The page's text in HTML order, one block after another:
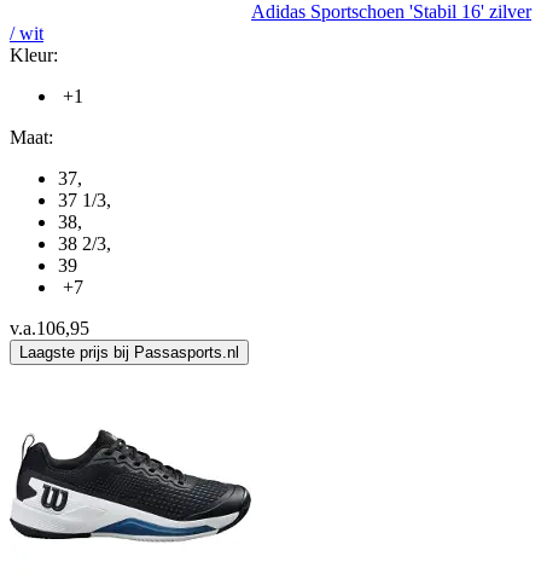
Adidas Sportschoen 'Stabil 16' zilver
/ wit
Kleur:
+1
Maat:
37,
37 1/3,
38,
38 2/3,
39
+7
v.a.106,95
Laagste prijs bij Passasports.nl